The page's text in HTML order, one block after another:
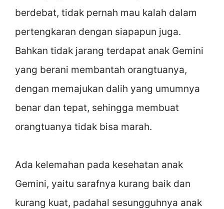
berdebat, tidak pernah mau kalah dalam
pertengkaran dengan siapapun juga.
Bahkan tidak jarang terdapat anak Gemini
yang berani membantah orangtuanya,
dengan memajukan dalih yang umumnya
benar dan tepat, sehingga membuat
orangtuanya tidak bisa marah.
Ada kelemahan pada kesehatan anak
Gemini, yaitu sarafnya kurang baik dan
kurang kuat, padahal sesungguhnya anak